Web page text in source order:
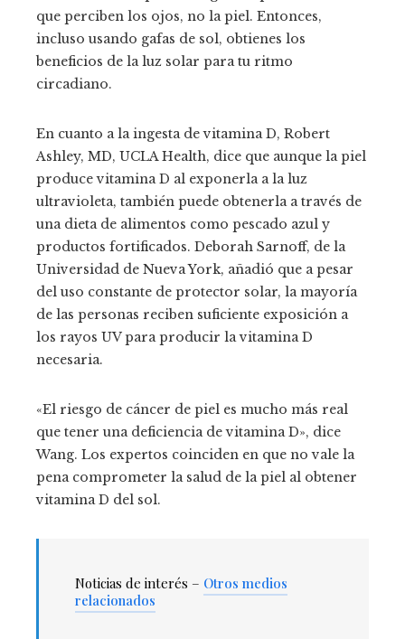
que perciben los ojos, no la piel. Entonces,
incluso usando gafas de sol, obtienes los
beneficios de la luz solar para tu ritmo
circadiano.
En cuanto a la ingesta de vitamina D, Robert
Ashley, MD, UCLA Health, dice que aunque la piel
produce vitamina D al exponerla a la luz
ultravioleta, también puede obtenerla a través de
una dieta de alimentos como pescado azul y
productos fortificados. Deborah Sarnoff, de la
Universidad de Nueva York, añadió que a pesar
del uso constante de protector solar, la mayoría
de las personas reciben suficiente exposición a
los rayos UV para producir la vitamina D
necesaria.
«El riesgo de cáncer de piel es mucho más real
que tener una deficiencia de vitamina D», dice
Wang. Los expertos coinciden en que no vale la
pena comprometer la salud de la piel al obtener
vitamina D del sol.
Noticias de interés – Otros medios
relacionados